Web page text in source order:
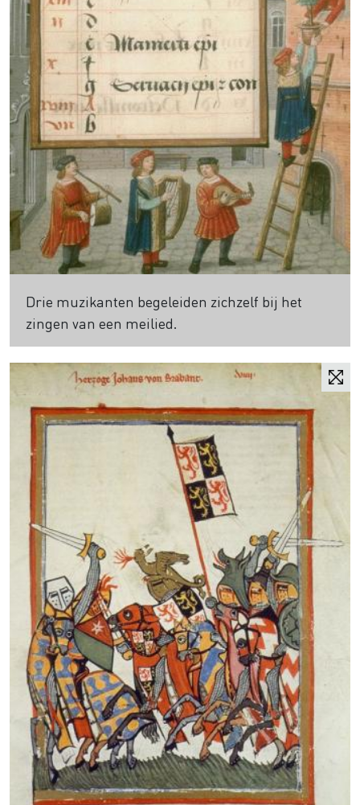
Drie muzikanten begeleiden zichzelf bij het
zingen van een meilied.